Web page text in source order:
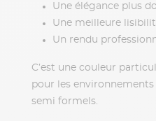
Une élégance plus
Une meilleure
Un rendu
C’est une couleur
pour les
semi formels.